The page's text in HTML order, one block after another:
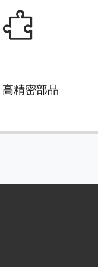
高精密部品